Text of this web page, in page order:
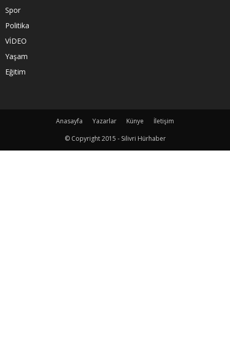
Spor
Politika
VİDEO
Yaşam
Eğitim
Anasayfa Yazarlar Künye
İletişim
© Copyright 2015 - Silivri Hürhaber